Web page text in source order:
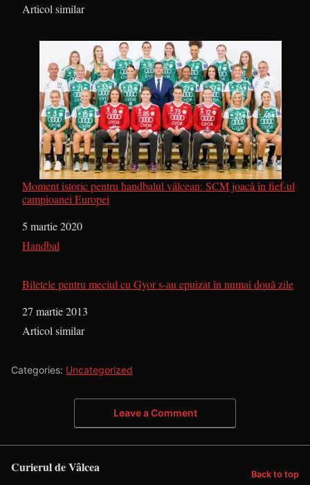
În legătură cu
Articol similar
Moment istoric pentru handbalul vâlcean: SCM joacă în fief-ul
campioanei Europei
Dată
5 martie 2020
În legătură cu
Handbal
Biletele pentru meciul cu Gyor s-au epuizat în numai două zile
Dată
27 martie 2013
În legătură cu
Articol similar
Categories: Uncategorized
Leave a Comment
Curierul de Vâlcea Back to top